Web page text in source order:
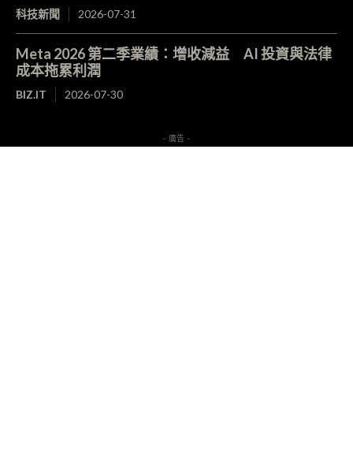
科技新聞 2026-07-31
Meta 2026 第二季業績：增收減益 AI 投資與法律
成本拖累利潤
BIZ.IT 2026-07-30
- 廣告 -